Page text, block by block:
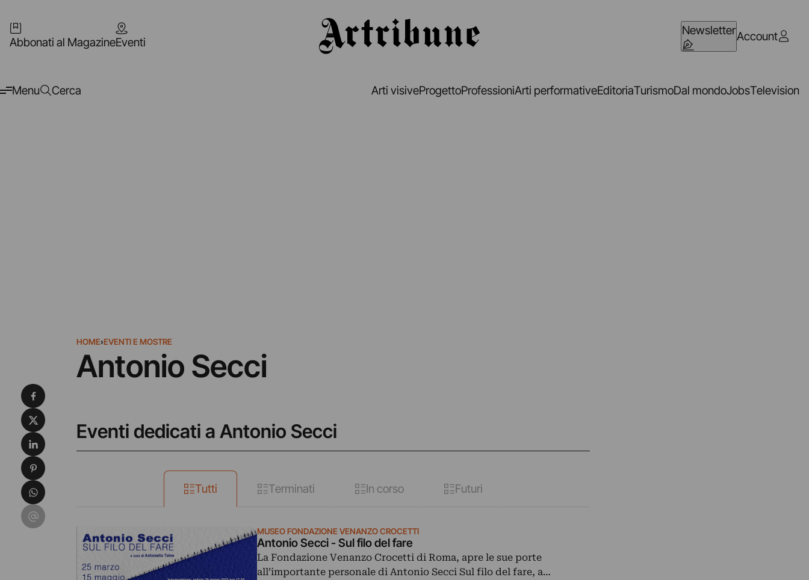
Abbonati al MagazineEventi
NewsletterAccount
Menu Cerca Arti visiveProgettoProfessioniArti performativeEditoriaTurismoDal mondoJobsTelevision
HOME›EVENTI E MOSTRE
Antonio Secci
Eventi dedicati a Antonio Secci
Tutti Terminati In corso Futuri
MUSEO FONDAZIONE VENANZO CROCETTI
Antonio Secci - Sul filo del fare
La Fondazione Venanzo Crocetti di Roma, apre le sue porte
all’importante personale di Antonio Secci Sul filo del fare, a…
Condividi su Facebook
Condividi su X
Condividi su LinkedIn
Condividi su Pinterest
Condividi su WhatsApp
Condividi su Email